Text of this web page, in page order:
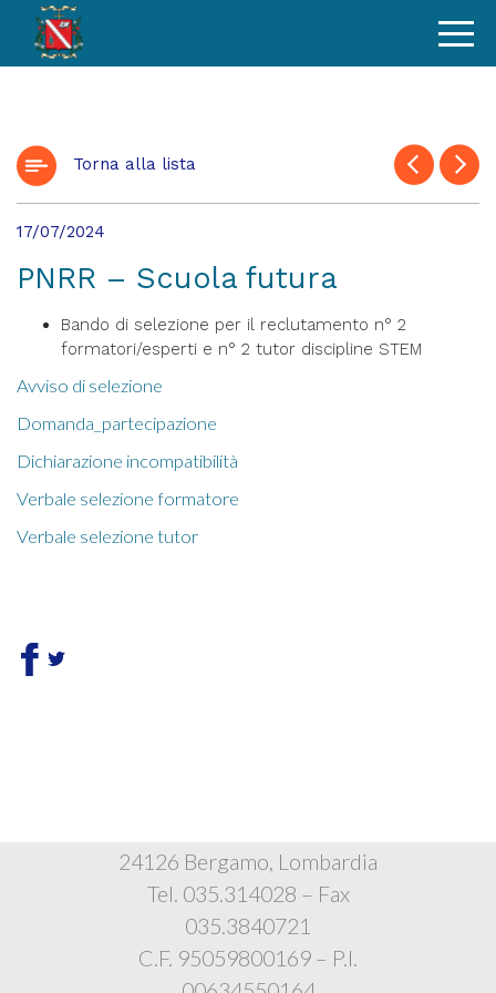
Torna alla lista
17/07/2024
PNRR – Scuola futura
Bando di selezione per il reclutamento n° 2
formatori/esperti e n° 2 tutor discipline STEM
Avviso di selezione
Domanda_partecipazione
Dichiarazione incompatibilità
Verbale selezione formatore
Verbale selezione tutor
24126 Bergamo, Lombardia
Tel. 035.314028 – Fax
035.3840721
C.F. 95059800169 – P.I.